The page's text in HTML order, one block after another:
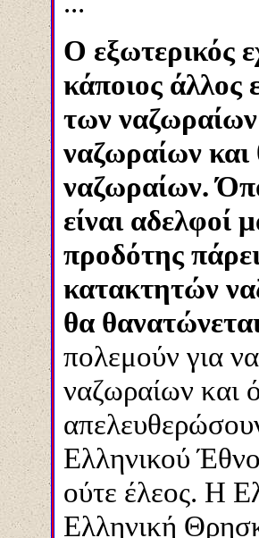
Ο εξωτερικός
κάποιος άλλος
των
ναζωραίων
ναζωραίων.
είναι αδελφοί
προδότης
κατακτητών
θα
πολεμούν για
ναζωραίων και
Ελληνικού
ούτε έλεος. Η
Ελληνική